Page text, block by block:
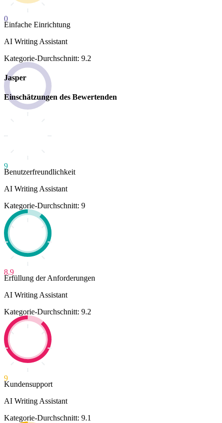
0
Einfache Einrichtung
AI Writing Assistant
Kategorie-Durchschnitt: 9.2
Jasper
Einschätzungen des Bewertenden
9
Benutzerfreundlichkeit
AI Writing Assistant
Kategorie-Durchschnitt: 9
8.9
Erfüllung der Anforderungen
AI Writing Assistant
Kategorie-Durchschnitt: 9.2
9
Kundensupport
AI Writing Assistant
Kategorie-Durchschnitt: 9.1